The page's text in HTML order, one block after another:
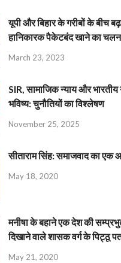
यूपी और बिहार के गरीबों के बीच
हानिकारक पैकेटबंद खाने का
March 23, 2023
SIR, सामाजिक न्याय और
भविष्य: चुनौतियों का विश्लेषण
November 25, 2025
सीताराम सिंह: समाजवाद का एक
May 18, 2020
मनीषा के बहाने एक देश की
दिखाने वाले शासक वर्ग के पिट्ठू
May 21, 2020